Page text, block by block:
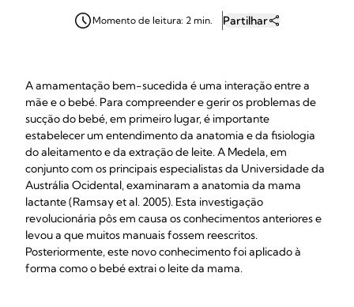
Momento de leitura: 2 min. Partilhar
A amamentação bem-sucedida é uma interação entre a
mãe e o bebé. Para compreender e gerir os problemas de
sucção do bebé, em primeiro lugar, é importante
estabelecer um entendimento da anatomia e da fisiologia
do aleitamento e da extração de leite. A Medela, em
conjunto com os principais especialistas da Universidade da
Austrália Ocidental, examinaram a anatomia da mama
lactante (Ramsay et al. 2005). Esta investigação
revolucionária pôs em causa os conhecimentos anteriores e
levou a que muitos manuais fossem reescritos.
Posteriormente, este novo conhecimento foi aplicado à
forma como o bebé extrai o leite da mama.